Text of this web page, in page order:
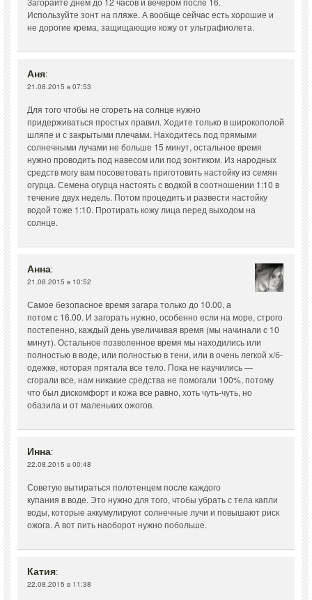
Используйте зонт на пляже. А вообще сейчас есть хорошие и
не дорогие крема, защищающие кожу от ультрафиолета.
Аня:
21.08.2015 в 07:53
Для того чтобы не сгореть на солнце нужно
придерживаться простых правил. Ходите только в широкополой
шляпе и с закрытыми плечами. Находитесь под прямыми
солнечными лучами не больше 15 минут, остальное время
нужно проводить под навесом или под зонтиком. Из народных
средств могу вам посоветовать приготовить настойку из семян
огурца. Семена огурца настоять с водкой в соотношении 1:10 в
течение двух недель. Потом процедить и развести настойку
водой тоже 1:10. Протирать кожу лица перед выходом на
солнце.
Анна:
21.08.2015 в 10:52
Самое безопасное время загара только до 10.00, а
потом с 16.00. И загорать нужно, особенно если на море, строго
постепенно, каждый день увеличивая время (мы начинали с 10
минут). Остальное позволенное время мы находились или
полностью в воде, или полностью в тени, или в очень легкой х/б-
одежке, которая прятала все тело. Пока не научились —
сгорали все, нам никакие средства не помогали 100%, потому
что был дискомфорт и кожа все равно, хоть чуть-чуть, но
обазила и от маленьких ожогов.
Инна:
22.08.2015 в 00:48
Советую вытираться полотенцем после каждого
купания в воде. Это нужно для того, чтобы убрать с тела капли
воды, которые аккумулируют солнечные лучи и повышают риск
ожога. А вот пить наоборот нужно побольше.
Катия:
22.08.2015 в 11:38